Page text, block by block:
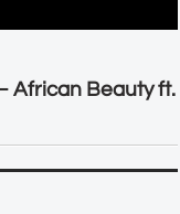
African Beauty ft.